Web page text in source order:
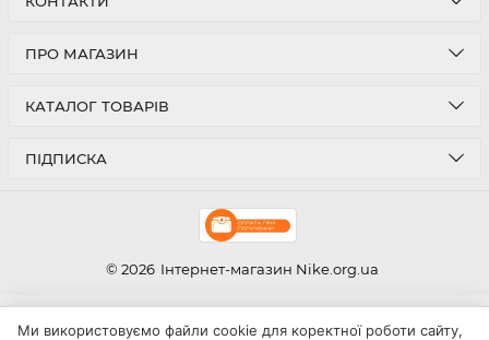
ПРО МАГАЗИН
КАТАЛОГ ТОВАРІВ
ПІДПИСКА
© 2026 Інтернет-магазин Nike.org.ua
Ми використовуємо файли cookie для коректної роботи сайту,